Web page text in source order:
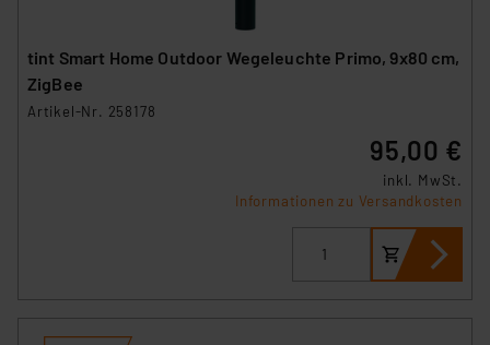
tint Smart Home Outdoor Wegeleuchte Primo, 9x80 cm,
ZigBee
Artikel-Nr. 258178
95,00 €
inkl. MwSt.
Informationen zu Versandkosten